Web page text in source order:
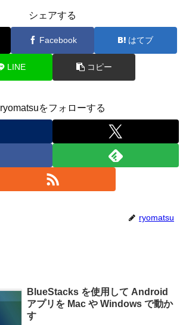
シェアする
Facebook はてブ
LINE コピー
ryomatsuをフォローする
ryomatsu
BlueStacks を使用して Android
アプリを Mac や Windows で動か
す